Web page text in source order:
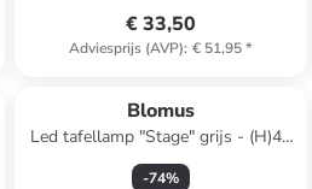
€ 33,50
Adviesprijs (AVP): € 51,95*
Blomus
Led tafellamp "Stage" grijs - (H)47
cm
-74%